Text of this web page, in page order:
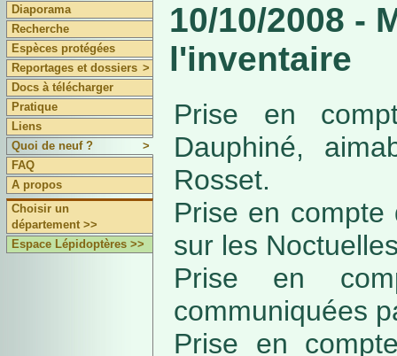
Diaporama
Recherche
Espèces protégées
Reportages et dossiers >
Docs à télécharger
Pratique
Liens
Quoi de neuf ?
>
FAQ
A propos
Choisir un
département >>
Espace Lépidoptères >>
10/10/2008 -
l'inventaire
Prise en
Dauphiné,
Rosset.
Prise en
sur les
Prise en
communiquées
Prise en